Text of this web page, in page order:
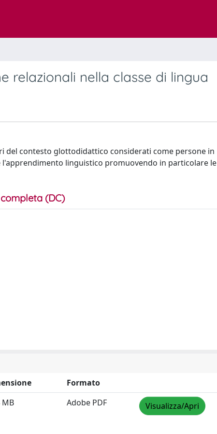
relazionali nella classe di lingua
del contesto glottodidattico considerati come persone in
linguistico promuovendo in particolare le
(DC)
Formato
MB Adobe PDF Visualizza/Apri